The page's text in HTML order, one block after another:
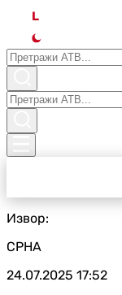
L
Извор:
СРНА
24.07.2025 17:52